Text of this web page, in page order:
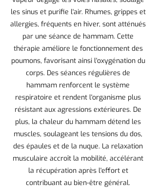
les sinus et purifie l'air. Rhumes, grippes et
allergies, fréquents en hiver, sont atténués
par une séance de hammam. Cette
thérapie améliore le fonctionnement des
poumons, favorisant ainsi l'oxygénation du
corps. Des séances régulières de
hammam renforcent le système
respiratoire et rendent l'organisme plus
résistant aux agressions extérieures. De
plus, la chaleur du hammam détend les
muscles, soulageant les tensions du dos,
des épaules et de la nuque. La relaxation
musculaire accroît la mobilité, accélérant
la récupération après l'effort et
contribuant au bien-être général.